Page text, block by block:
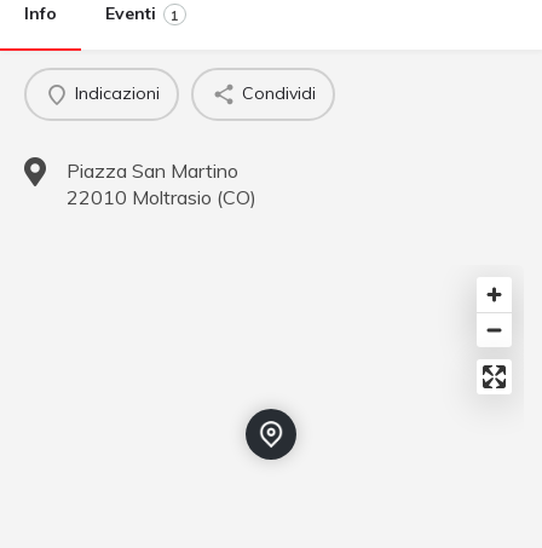
Info Eventi 1
Indicazioni Condividi
Piazza San Martino
22010 Moltrasio (CO)